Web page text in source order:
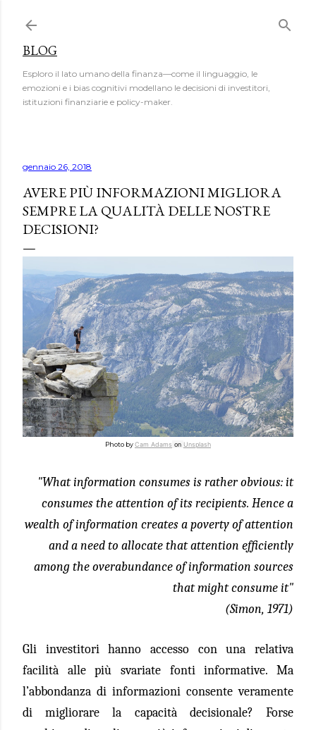
BLOG
Esploro il lato umano della finanza—come il linguaggio, le
emozioni e i bias cognitivi modellano le decisioni di investitori,
istituzioni finanziarie e policy-maker.
gennaio 26, 2018
AVERE PIÙ INFORMAZIONI MIGLIORA
SEMPRE LA QUALITÀ DELLE NOSTRE
DECISIONI?
Photo byCam Adams on Unsplash
"What information consumes is rather obvious: it
consumes the attention of its recipients. Hence a
wealth of information creates a poverty of attention
and a need to allocate that attention efficiently
among the overabundance of information sources
that might consume it"
(Simon, 1971)
Gli investitori hanno accesso con una relativa
facilità alle più svariate fonti informative. Ma
l’abbondanza di informazioni consente veramente
di migliorare la capacità decisionale? Forse